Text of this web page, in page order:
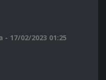
17/02/2023 01:25